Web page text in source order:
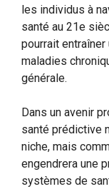
les individus à
santé au 21e
pourrait
maladies
générale.
Dans un avenir
santé prédictive
niche, mais
engendrera une
systèmes de